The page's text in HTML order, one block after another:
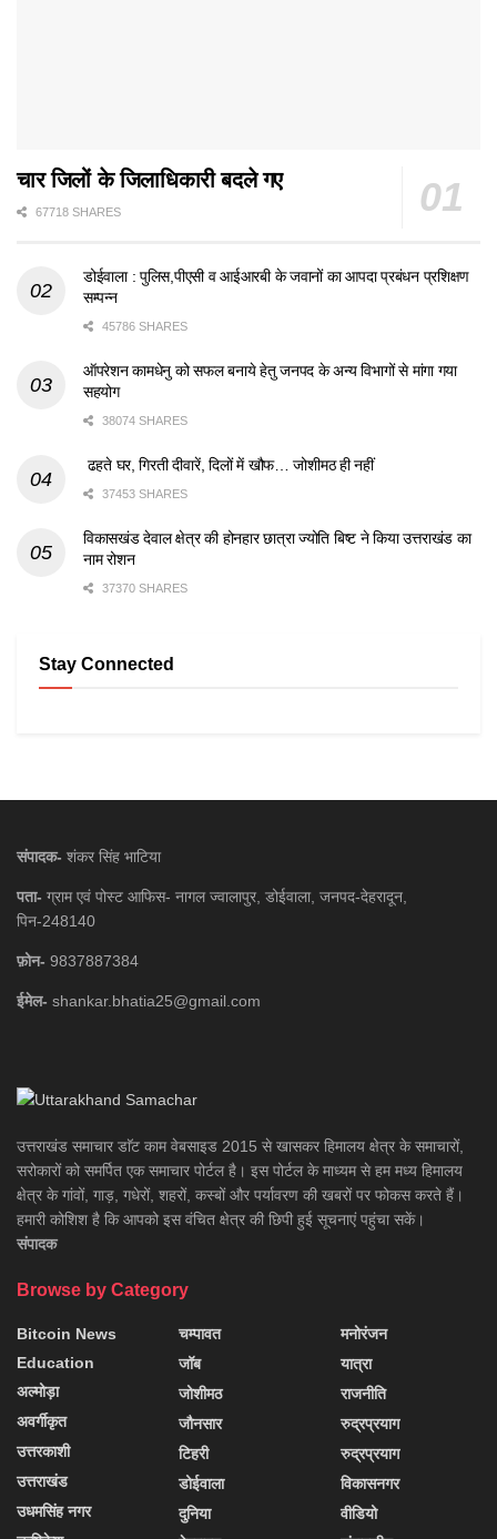
चार जिलों के जिलाधिकारी बदले गए
67718 SHARES
डोईवाला : पुलिस,पीएसी व आईआरबी के जवानों का आपदा प्रबंधन प्रशिक्षण
सम्पन्न
45786 SHARES
ऑपरेशन कामधेनु को सफल बनाये हेतु जनपद के अन्य विभागों से मांगा गया
सहयोग
38074 SHARES
ढहते घर, गिरती दीवारें, दिलों में खौफ… जोशीमठ ही नहीं
37453 SHARES
विकासखंड देवाल क्षेत्र की होनहार छात्रा ज्योति बिष्ट ने किया उत्तराखंड का
नाम रोशन
37370 SHARES
Stay Connected
संपादक- शंकर सिंह भाटिया
पता- ग्राम एवं पोस्ट आफिस- नागल ज्वालापुर, डोईवाला, जनपद-देहरादून,
पिन-248140
फ़ोन- 9837887384
ईमेल- shankar.bhatia25@gmail.com
उत्तराखंड समाचार डाॅट काम वेबसाइड 2015 से खासकर हिमालय क्षेत्र के समाचारों,
सरोकारों को समर्पित एक समाचार पोर्टल है। इस पोर्टल के माध्यम से हम मध्य हिमालय
क्षेत्र के गांवों, गाड़, गधेरों, शहरों, कस्बों और पर्यावरण की खबरों पर फोकस करते हैं।
हमारी कोशिश है कि आपको इस वंचित क्षेत्र की छिपी हुई सूचनाएं पहुंचा सकें।
संपादक
Browse by Category
Bitcoin News
Education
अल्मोड़ा
अवर्गीकृत
उत्तरकाशी
उत्तराखंड
उधमसिंह नगर
चम्पावत
जॉब
जोशीमठ
जौनसार
टिहरी
डोईवाला
दुनिया
मनोरंजन
यात्रा
राजनीति
रुद्रप्रयाग
रुद्रप्रयाग
विकासनगर
वीडियो